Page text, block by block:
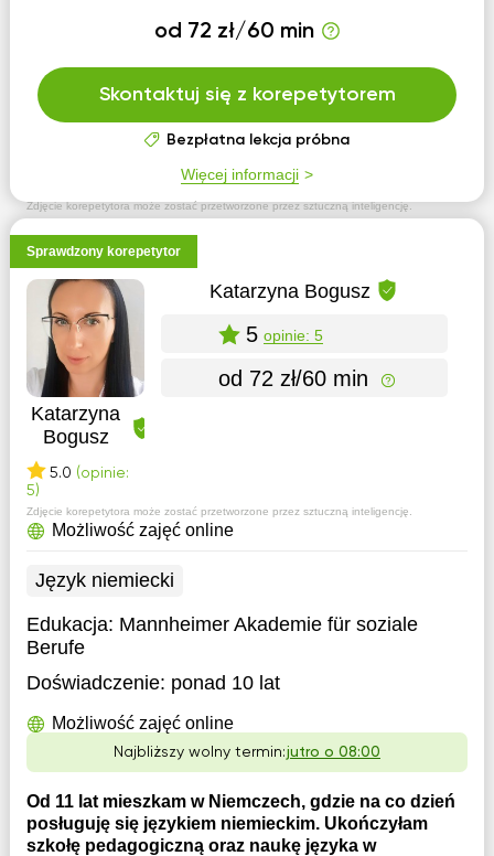
Zdjęcie korepetytora może zostać przetworzone przez sztuczną inteligencję.
od 72 zł/60 min
Skontaktuj się z korepetytorem
Bezpłatna lekcja próbna
Więcej informacji
Sprawdzony korepetytor
Katarzyna
Bogusz
5.0 (opinie:
5)
Katarzyna Bogusz
5 opinie: 5
od 72 zł/60 min
Zdjęcie korepetytora może zostać przetworzone przez sztuczną inteligencję.
Możliwość zajęć online
Język niemiecki
Edukacja: Mannheimer Akademie für soziale
Berufe
Doświadczenie: ponad 10 lat
Możliwość zajęć online
Najbliższy wolny termin:jutro o 08:00
Od 11 lat mieszkam w Niemczech, gdzie na co dzień
posługuję się językiem niemieckim. Ukończyłam
szkołę pedagogiczną oraz naukę języka w